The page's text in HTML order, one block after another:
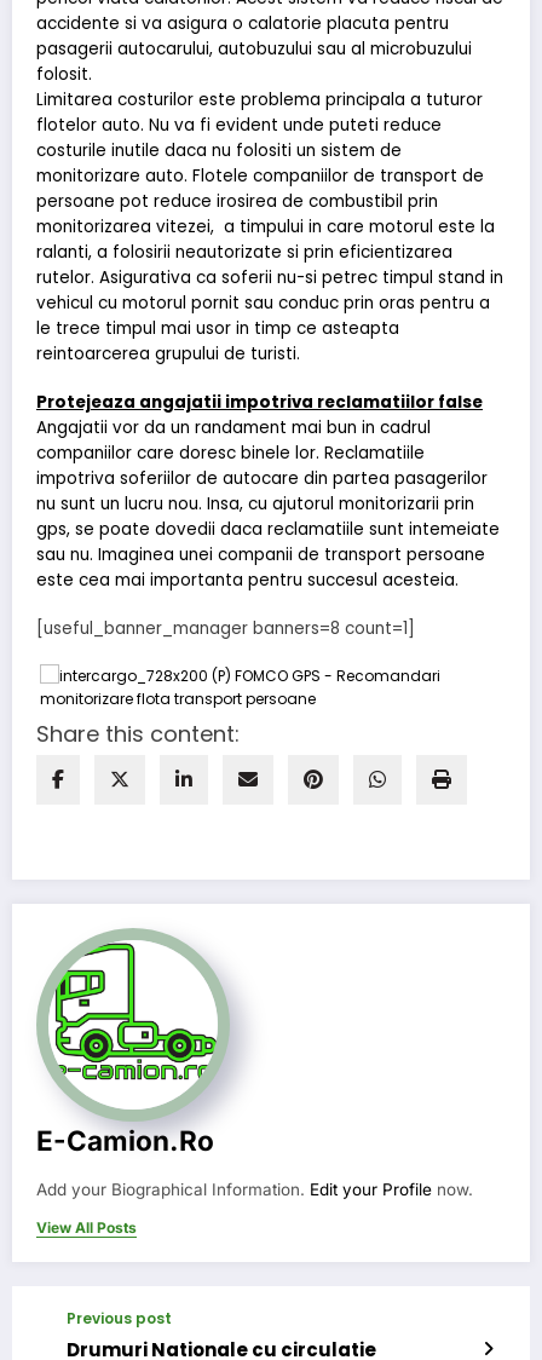
accidente si va asigura o calatorie placuta pentru
pasagerii autocarului, autobuzului sau al microbuzului
folosit.
Limitarea costurilor este problema principala a tuturor
flotelor auto. Nu va fi evident unde puteti reduce
costurile inutile daca nu folositi un sistem de
monitorizare auto. Flotele companiilor de transport de
persoane pot reduce irosirea de combustibil prin
monitorizarea vitezei, a timpului in care motorul este la
ralanti, a folosirii neautorizate si prin eficientizarea
rutelor. Asigurativa ca soferii nu-si petrec timpul stand in
vehicul cu motorul pornit sau conduc prin oras pentru a
le trece timpul mai usor in timp ce asteapta
reintoarcerea grupului de turisti.
Protejeaza angajatii impotriva reclamatiilor false
Angajatii vor da un randament mai bun in cadrul
companiilor care doresc binele lor. Reclamatiile
impotriva soferiilor de autocare din partea pasagerilor
nu sunt un lucru nou. Insa, cu ajutorul monitorizarii prin
gps, se poate dovedii daca reclamatiile sunt intemeiate
sau nu. Imaginea unei companii de transport persoane
este cea mai importanta pentru succesul acesteia.
[useful_banner_manager banners=8 count=1]
Share this content:
E-Camion.ro
Add your Biographical Information. Edit your Profile now.
View All Posts
Previous post
Drumuri Nationale cu circulatie